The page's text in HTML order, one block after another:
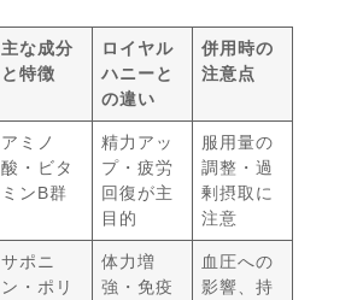
主な成分
と特徴
ロイヤル
ハニーと
の違い
併用時の
注意点
アミノ
酸・ビタ
ミンB群
精力アッ
プ・疲労
回復が主
目的
服用量の
調整・過
剰摂取に
注意
サポニ
ン・ポリ
体力増
強・免疫
血圧への
影響、持